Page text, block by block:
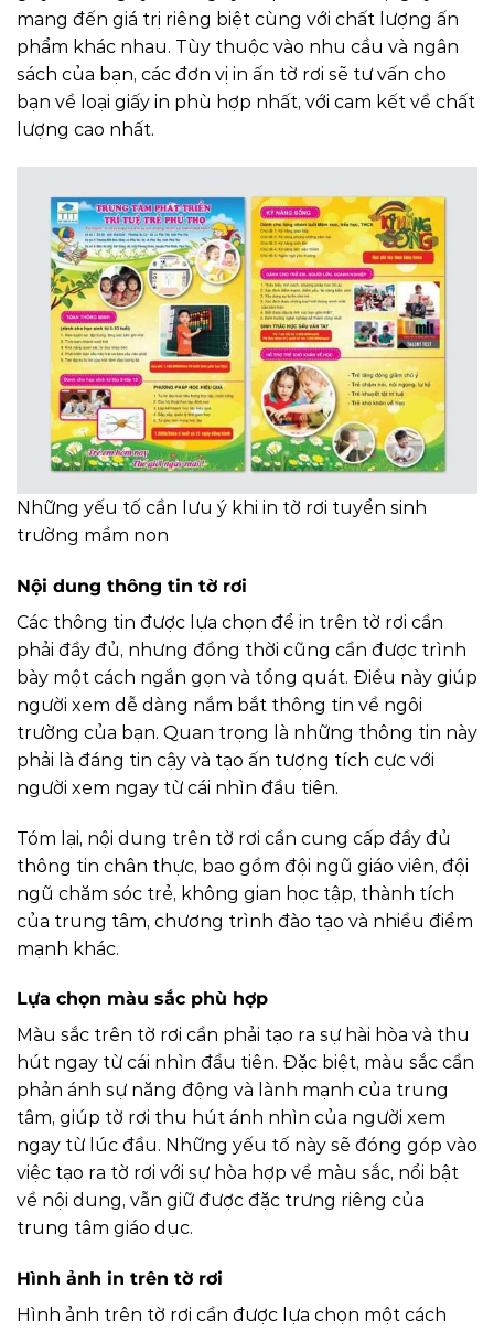
mang đến giá trị riêng biệt cùng với chất lượng ấn
phẩm khác nhau. Tùy thuộc vào nhu cầu và ngân
sách của bạn, các đơn vị in ấn tờ rơi sẽ tư vấn cho
bạn về loại giấy in phù hợp nhất, với cam kết về chất
lượng cao nhất.
Những yếu tố cần lưu ý khi in tờ rơi tuyển sinh
trường mầm non
Nội dung thông tin tờ rơi
Các thông tin được lựa chọn để in trên tờ rơi cần
phải đầy đủ, nhưng đồng thời cũng cần được trình
bày một cách ngắn gọn và tổng quát. Điều này giúp
người xem dễ dàng nắm bắt thông tin về ngôi
trường của bạn. Quan trọng là những thông tin này
phải là đáng tin cậy và tạo ấn tượng tích cực với
người xem ngay từ cái nhìn đầu tiên.
Tóm lại, nội dung trên tờ rơi cần cung cấp đầy đủ
thông tin chân thực, bao gồm đội ngũ giáo viên, đội
ngũ chăm sóc trẻ, không gian học tập, thành tích
của trung tâm, chương trình đào tạo và nhiều điểm
mạnh khác.
Lựa chọn màu sắc phù hợp
Màu sắc trên tờ rơi cần phải tạo ra sự hài hòa và thu
hút ngay từ cái nhìn đầu tiên. Đặc biệt, màu sắc cần
phản ánh sự năng động và lành mạnh của trung
tâm, giúp tờ rơi thu hút ánh nhìn của người xem
ngay từ lúc đầu. Những yếu tố này sẽ đóng góp vào
việc tạo ra tờ rơi với sự hòa hợp về màu sắc, nổi bật
về nội dung, vẫn giữ được đặc trưng riêng của
trung tâm giáo dục.
Hình ảnh in trên tờ rơi
Hình ảnh trên tờ rơi cần được lựa chọn một cách